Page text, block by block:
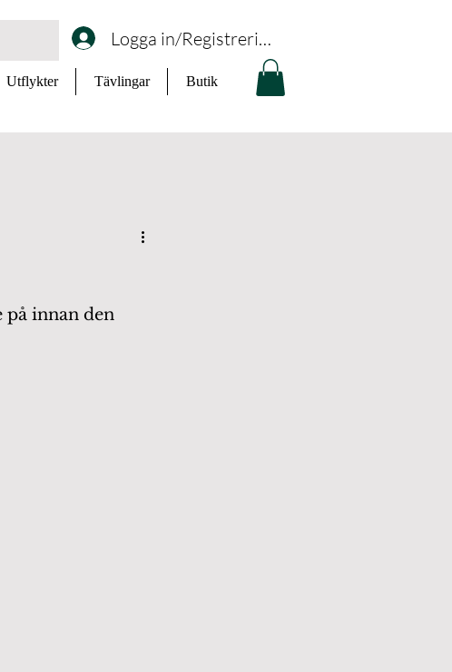
Logga in/Registrering
Utflykter Tävlingar Butik
på innan den